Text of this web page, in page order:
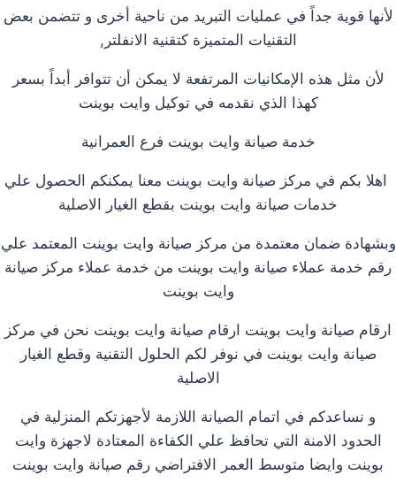
لأنها قوية جداً في عمليات التبريد من ناحية أخرى و تتضمن بعض
التقنيات المتميزة كتقنية الانفلتر,
لأن مثل هذه الإمكانيات المرتفعة لا يمكن أن تتوافر أبداً بسعر
كهذا الذي نقدمه في توكيل وايت بوينت
خدمة صيانة وايت بوينت فرع العمرانية
اهلا بكم في مركز صيانة وايت بوينت معنا يمكنكم الحصول علي
خدمات صيانة وايت بوينت بقطع الغيار الاصلية
وبشهادة ضمان معتمدة من مركز صيانة وايت بوينت المعتمد علي
رقم خدمة عملاء صيانة وايت بوينت من خدمة عملاء مركز صيانة
وايت بوينت
ارقام صيانة وايت بوينت ارقام صيانة وايت بوينت نحن في مركز
صيانة وايت بوينت في نوفر لكم الحلول التقنية وقطع الغيار
الاصلية
و نساعدكم في اتمام الصيانة اللازمة لأجهزتكم المنزلية في
الحدود الامنة التي تحافظ علي الكفاءة المعتادة لاجهزة وايت
بوينت وايضا متوسط العمر الافتراضي رقم صيانة وايت بوينت